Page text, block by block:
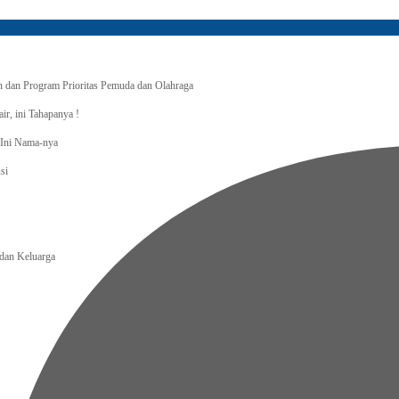
Program Prioritas Pemuda dan Olahraga
ini Tahapanya !
Nama-nya
Keluarga